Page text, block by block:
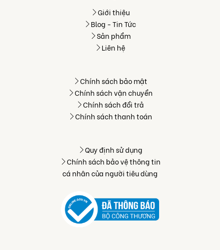
Giới thiệu
Blog - Tin Tức
Sản phẩm
Liên hệ
Chính sách bảo mật
Chính sách vận chuyển
Chính sách đổi trả
Chính sách thanh toán
Quy định sử dụng
Chính sách bảo vệ thông tin
cá nhân của người tiêu dùng